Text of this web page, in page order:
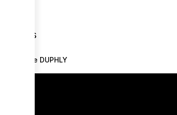
Vidéos
aimable DUPHLY